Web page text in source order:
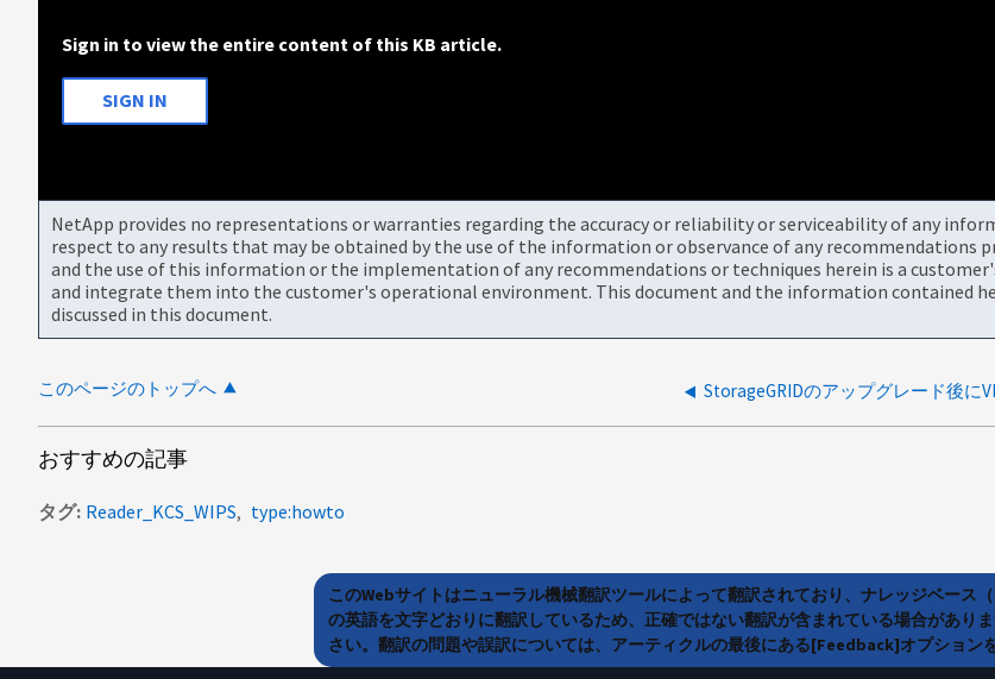
Sign in to view the entire content of this KB article.
SIGN IN
NetApp provides no representations or warranties regarding the accuracy or reliability or serviceability of any
respect to any results that may be obtained by the use of the information or observance of any recommendations
and the use of this information or the implementation of any recommendations or techniques herein is a
and integrate them into the customer's operational environment. This document and the information contained
discussed in this document.
このページのトップへ
おすすめの記事
タグ Reader_KCS_WIPS type:howto
このWebサイトはニューラル機械翻訳ツールによって翻訳されており、ナレッジベー
の英語を文字どおりに翻訳しているため、正確ではない翻訳が含まれている場合があ
さい。翻訳の問題や誤訳については、アーティクルの最後にある[Feedback]オプション